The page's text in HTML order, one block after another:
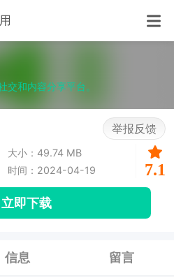
交和内容分享平台。
举报反馈
大小：49.74 MB
时间：2024-04-19 7.1
立即下载
信息 留言